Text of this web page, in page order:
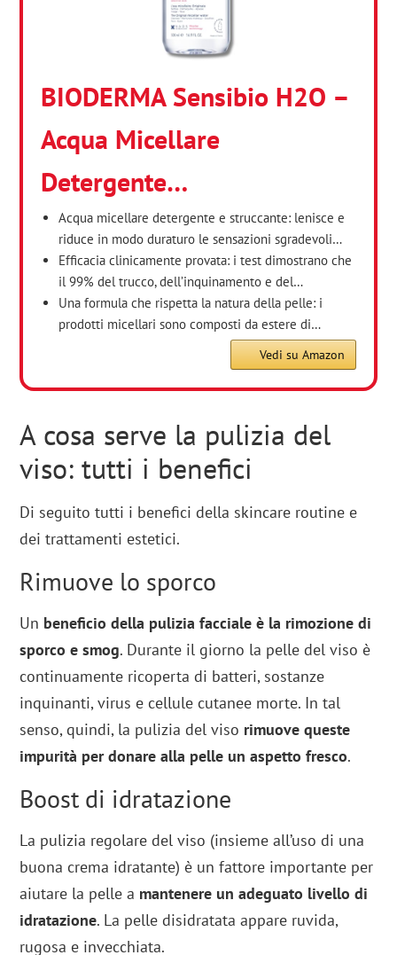
BIODERMA Sensibio H2O –
Acqua Micellare
Detergente…
Acqua micellare detergente e struccante: lenisce e
riduce in modo duraturo le sensazioni sgradevoli…
Efficacia clinicamente provata: i test dimostrano che
il 99% del trucco, dell’inquinamento e del…
Una formula che rispetta la natura della pelle: i
prodotti micellari sono composti da estere di…
Vedi su Amazon
A cosa serve la pulizia del
viso: tutti i benefici
Di seguito tutti i benefici della skincare routine e
dei trattamenti estetici.
Rimuove lo sporco
Un beneficio della pulizia facciale è la rimozione di
sporco e smog. Durante il giorno la pelle del viso è
continuamente ricoperta di batteri, sostanze
inquinanti, virus e cellule cutanee morte. In tal
senso, quindi, la pulizia del viso rimuove queste
impurità per donare alla pelle un aspetto fresco.
Boost di idratazione
La pulizia regolare del viso (insieme all’uso di una
buona crema idratante) è un fattore importante per
aiutare la pelle a mantenere un adeguato livello di
idratazione. La pelle disidratata appare ruvida,
rugosa e invecchiata.